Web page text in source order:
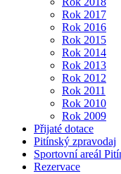
Rok 2017
Rok 2016
Rok 2015
Rok 2014
Rok 2013
Rok 2012
Rok 2011
Rok 2010
Rok 2009
Přijaté dotace
Pitínský zpravodaj
Sportovní areál
Rezervace